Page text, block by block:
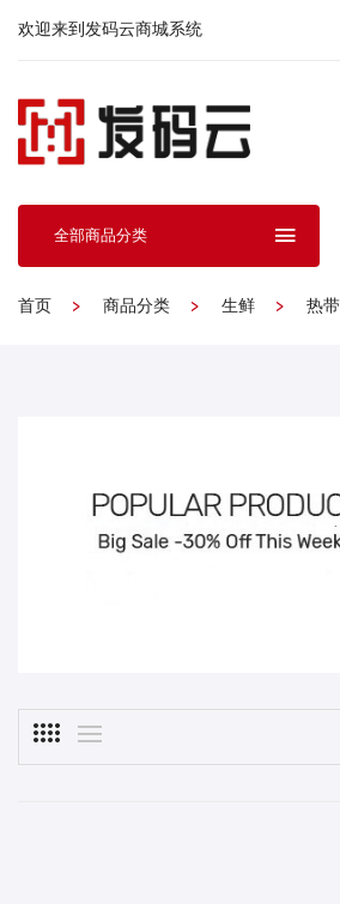
欢迎来到发码云商城系统
全部商品分类
首页 商品分类 生鲜 热